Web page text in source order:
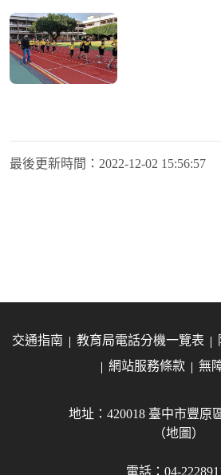
最後更新時間： 2022-12-02 15:56:57
交通指南 教育局電話分機一覽表
網站服務條款
無
地址：420018 臺中市豐原
（地圖）
電話：04-